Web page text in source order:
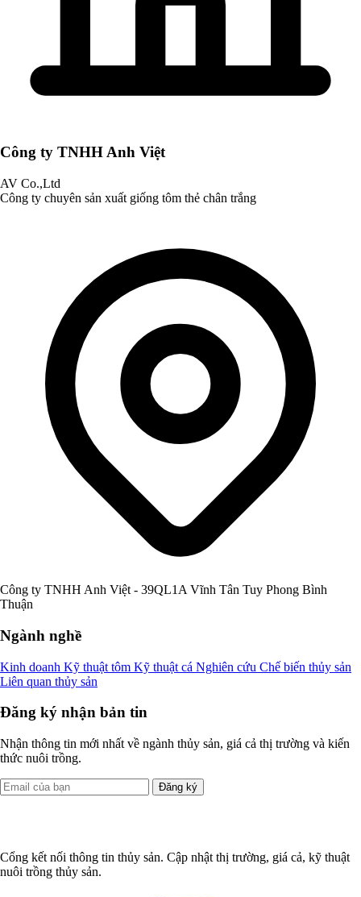
Công ty TNHH Anh Việt
AV Co.,Ltd
Công ty chuyên sản xuất giống tôm thẻ chân trắng
Công ty TNHH Anh Việt - 39QL1A Vĩnh Tân Tuy Phong Bình
Thuận
Ngành nghề
Kinh doanh Kỹ thuật tôm Kỹ thuật cá Nghiên cứu Chế biến thủy sản
Liên quan thủy sản
Đăng ký nhận bản tin
Nhận thông tin mới nhất về ngành thủy sản, giá cả thị trường và kiến
thức nuôi trồng.
Đăng ký
Cổng kết nối thông tin thủy sản. Cập nhật thị trường, giá cả, kỹ thuật
nuôi trồng thủy sản.